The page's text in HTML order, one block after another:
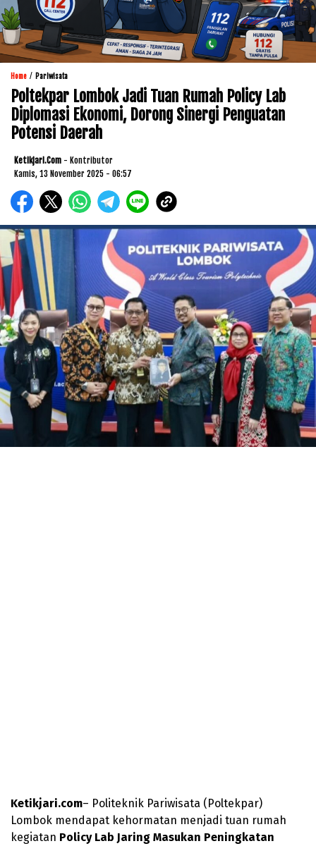
Home / Pariwisata
Poltekpar Lombok Jadi Tuan Rumah Policy Lab
Diplomasi Ekonomi, Dorong Sinergi Penguatan
Potensi Daerah
Ketikjari.com - Kontributor
Kamis, 13 November 2025 - 06:57
Ketikjari.com– Politeknik Pariwisata (Poltekpar)
Lombok mendapat kehormatan menjadi tuan rumah
kegiatan Policy Lab Jaring Masukan Peningkatan